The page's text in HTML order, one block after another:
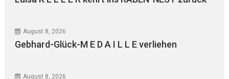
August 8, 2026
Gebhard-Glück-M E D A I L L E verliehen
August 8, 2026